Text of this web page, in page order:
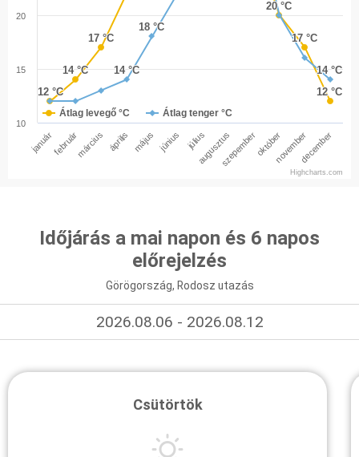
12 °C
12 °C
14 °C
14 °C
17 °C
17 °C
20 °C
20 °C
17 °C
17 °C
12 °C
12 °C
14 °C
14 °C
18 °C
18 °C
14 °C
14 °C
Átlag levegő °C Átlag tenger °C
januárfebruármárcius április május június júliusaugusztusszepemberoktóbernovemberdecember
10
15
20
Highcharts.com
Időjárás a mai napon és 6 napos
előrejelzés
Görögország, Rodosz utazás
2026.08.06 - 2026.08.12
Csütörtök